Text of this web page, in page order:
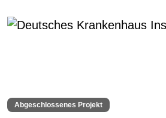
Abgeschlossenes Projekt